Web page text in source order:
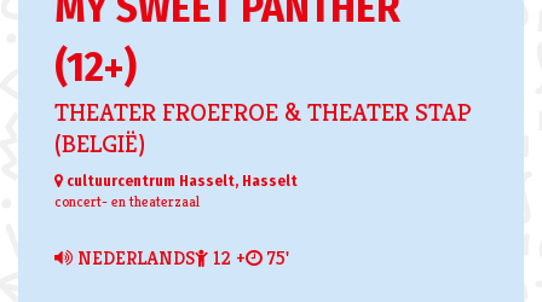
(12+)
THEATER FROEFROE & THEATER STAP
(BELGIË)
cultuurcentrum Hasselt, Hasselt
concert- en theaterzaal
NEDERLANDS 12 + 75'